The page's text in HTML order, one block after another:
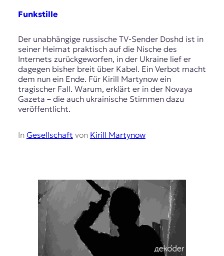
Funkstille
Der unabhängige russische TV-Sender Doshd ist in
seiner Heimat praktisch auf die Nische des
Internets zurückgeworfen, in der Ukraine lief er
dagegen bisher breit über Kabel. Ein Verbot macht
dem nun ein Ende. Für Kirill Martynow ein
tragischer Fall. Warum, erklärt er in der Novaya
Gazeta – die auch ukrainische Stimmen dazu
veröffentlicht.
In Gesellschaft von Kirill Martynow